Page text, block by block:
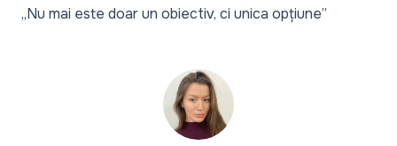
„Nu mai este doar un obiectiv, ci unica opțiune”